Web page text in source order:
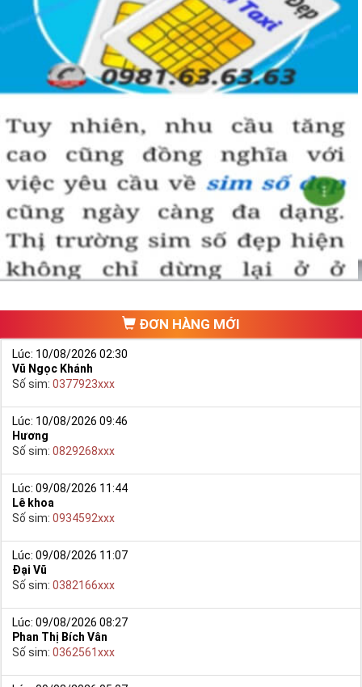
ĐƠN HÀNG MỚI
Lúc: 10/08/2026 02:30
Vũ Ngọc Khánh
Số sim: 0377923xxx
Lúc: 10/08/2026 09:46
Hương
Số sim: 0829268xxx
Lúc: 09/08/2026 11:44
Lê khoa
Số sim: 0934592xxx
Lúc: 09/08/2026 11:07
Đại Vũ
Số sim: 0382166xxx
Lúc: 09/08/2026 08:27
Phan Thị Bích Vân
Số sim: 0362561xxx